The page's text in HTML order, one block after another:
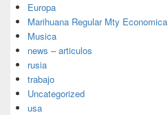
Europa
Marihuana Regular Mty Economica
Musica
news – articulos
rusia
trabajo
Uncategorized
usa